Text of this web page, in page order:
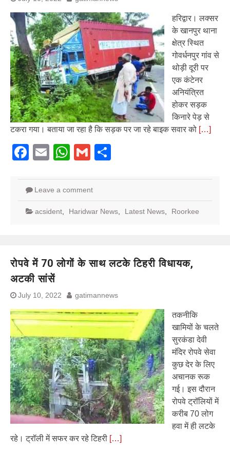
हरिद्वार। लक्सर
के खानपुर थाना
क्षेत्र स्थित
गोवर्धनपुर गांव से
थोड़ी दूरी पर
एक कंटेनर
अनियंत्रित
होकर सड़क
किनारे पेड़ से
टकरा गया। बताया जा रहा है कि सड़क पर जा रहे बाइक सवार को […]
Facebook
EmailWhatsApp
Gmail
Leave a comment
acsident Haridwar News Latest News Roorkee
रोपवे में 70 लोगों के साथ लटके टिहरी विधायक,
अटकी सांसें
July 10, 2022 gatimannews
तकनीकि
खामियों के चलते
सुरकंडा देवी
मंदिर रोपवे सेवा
कुछ देर के लिए
अचानक रूक
गई। इस दौरान
रोपवे ट्रॉलियों में
करीब 70 लोग
हवा में ही लटके
रहे। ट्रॉली में सफर कर रहे टिहरी […]